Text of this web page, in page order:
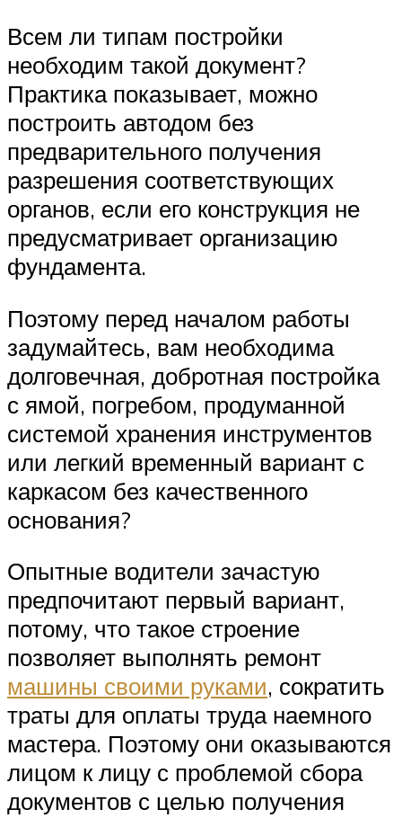
Всем ли типам постройки
необходим такой документ?
Практика показывает, можно
построить автодом без
предварительного получения
разрешения соответствующих
органов, если его конструкция не
предусматривает организацию
фундамента.
Поэтому перед началом работы
задумайтесь, вам необходима
долговечная, добротная постройка
с ямой, погребом, продуманной
системой хранения инструментов
или легкий временный вариант с
каркасом без качественного
основания?
Опытные водители зачастую
предпочитают первый вариант,
потому, что такое строение
позволяет выполнять ремонт
машины своими руками, сократить
траты для оплаты труда наемного
мастера. Поэтому они оказываются
лицом к лицу с проблемой сбора
документов с целью получения